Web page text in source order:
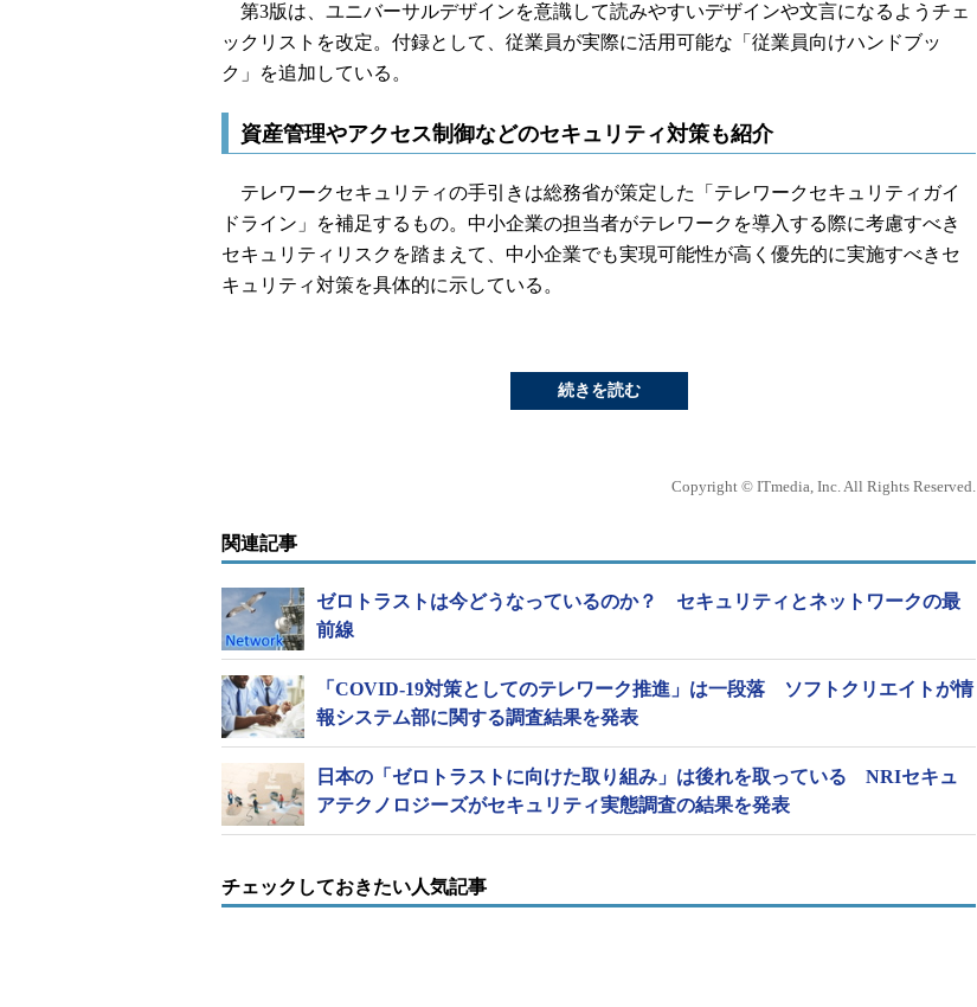
第3版は、ユニバーサルデザインを意識して読みやすいデザインや文言になるようチェ
ックリストを改定。付録として、従業員が実際に活用可能な「従業員向けハンドブッ
ク」を追加している。
資産管理やアクセス制御などのセキュリティ対策も紹介
テレワークセキュリティの手引きは総務省が策定した「テレワークセキュリティガイ
ドライン」を補足するもの。中小企業の担当者がテレワークを導入する際に考慮すべき
セキュリティリスクを踏まえて、中小企業でも実現可能性が高く優先的に実施すべきセ
キュリティ対策を具体的に示している。
続きを読む
Copyright © ITmedia, Inc. All Rights Reserved.
関連記事
ゼロトラストは今どうなっているのか？ セキュリティとネットワークの最
前線
「COVID-19対策としてのテレワーク推進」は一段落 ソフトクリエイトが情
報システム部に関する調査結果を発表
日本の「ゼロトラストに向けた取り組み」は後れを取っている NRIセキュ
アテクノロジーズがセキュリティ実態調査の結果を発表
チェックしておきたい人気記事